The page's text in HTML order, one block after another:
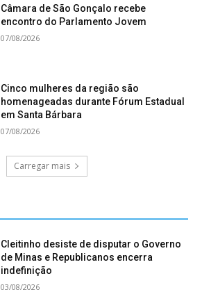
Câmara de São Gonçalo recebe
encontro do Parlamento Jovem
07/08/2026
Cinco mulheres da região são
homenageadas durante Fórum Estadual
em Santa Bárbara
07/08/2026
Carregar mais
Cleitinho desiste de disputar o Governo
de Minas e Republicanos encerra
indefinição
03/08/2026